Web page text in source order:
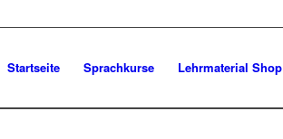
Startseite Sprachkurse Lehrmaterial Shop